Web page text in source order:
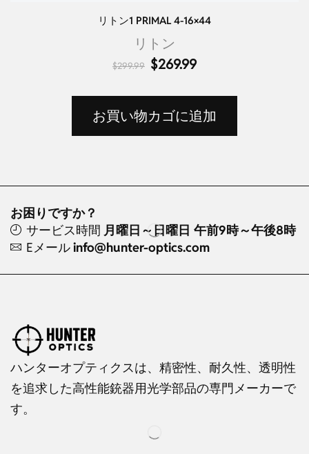
リトン1 PRIMAL 4-16×44
リトン
$299.99 $269.99
お買い物カゴに追加
お困りですか？
サービス時間 月曜日～日曜日 午前9時～午後8時
Eメールinfo@hunter-optics.com
ハンターオプティクスは、精密性、耐久性、透明性
を追求した高性能銃器用光学部品の専門メーカーで
す。